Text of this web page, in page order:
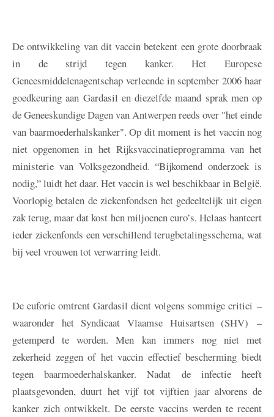
De ontwikkeling van dit vaccin betekent een grote doorbraak
in de strijd tegen kanker. Het Europese
Geneesmiddelenagentschap verleende in september 2006 haar
goedkeuring aan Gardasil en diezelfde maand sprak men op
de Geneeskundige Dagen van Antwerpen reeds over "het einde
van baarmoederhalskanker". Op dit moment is het vaccin nog
niet opgenomen in het Rijksvaccinatieprogramma van het
ministerie van Volksgezondheid. “Bijkomend onderzoek is
nodig,” luidt het daar. Het vaccin is wel beschikbaar in België.
Voorlopig betalen de ziekenfondsen het gedeeltelijk uit eigen
zak terug, maar dat kost hen miljoenen euro’s. Helaas hanteert
ieder ziekenfonds een verschillend terugbetalingsschema, wat
bij veel vrouwen tot verwarring leidt.
De euforie omtrent Gardasil dient volgens sommige critici –
waaronder het Syndicaat Vlaamse Huisartsen (SHV) –
getemperd te worden. Men kan immers nog niet met
zekerheid zeggen of het vaccin effectief bescherming biedt
tegen baarmoederhalskanker. Nadat de infectie heeft
plaatsgevonden, duurt het vijf tot vijftien jaar alvorens de
kanker zich ontwikkelt. De eerste vaccins werden te recent